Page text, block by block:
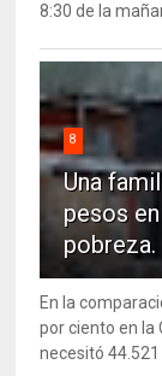
8:30 de la
8
Una
pesos
pobreza.
En la
por ciento en la
necesitó 44.521